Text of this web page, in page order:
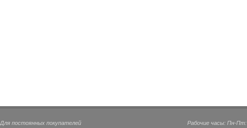
Для постоянных покупателей
Рабочие часы: Пн-Пт: